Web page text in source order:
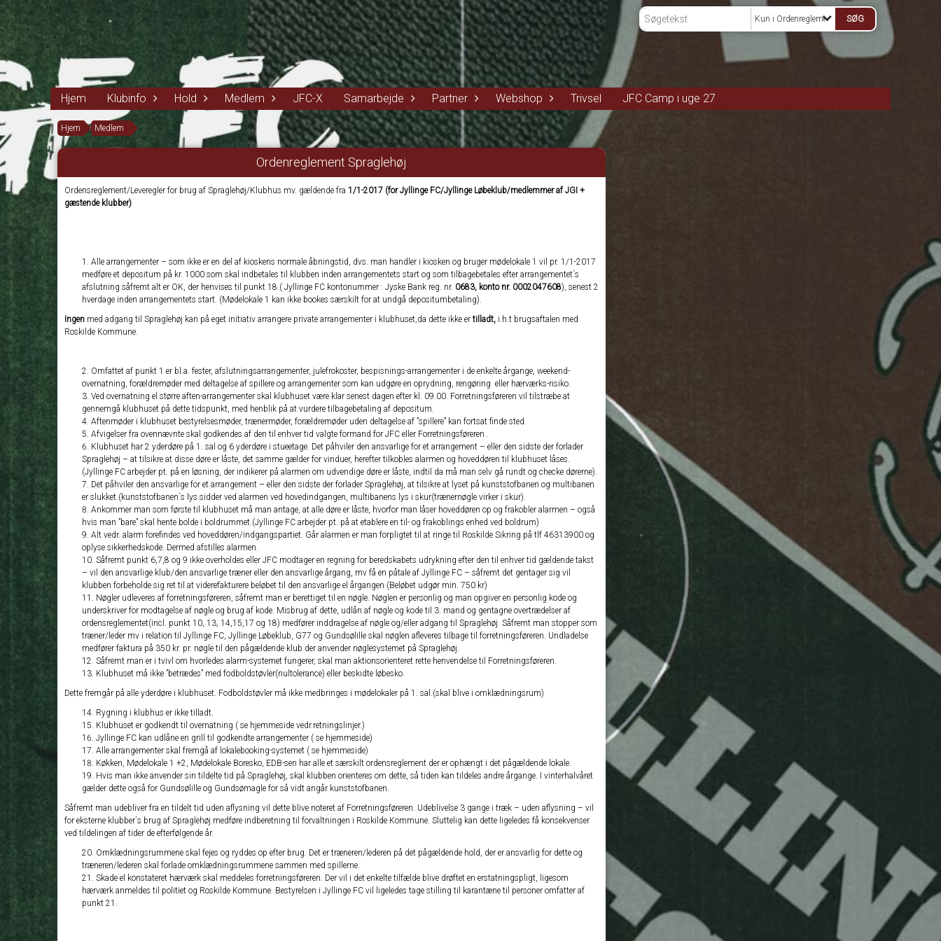
Kun i Ordenreglement Spraglehøj
Hjem Klubinfo Hold Medlem JFC-X Samarbejde Partner Webshop Trivsel JFC Camp i uge 27
Hjem Medlem
Ordenreglement Spraglehøj
Ordensreglement/Leveregler for brug af Spraglehøj/Klubhus mv. gældende fra 1/1-2017 (for Jyllinge FC/Jyllinge Løbeklub/medlemmer af JGI +
gæstende klubber)
Alle arrangementer – som ikke er en del af kioskens normale åbningstid, dvs. man handler i kiosken og bruger mødelokale 1 vil pr. 1/1-2017
medføre et depositum på kr. 1000 som skal indbetales til klubben inden arrangementets start og som tilbagebetales efter arrangementet`s
afslutning såfremt alt er OK, der henvises til punkt 18.( Jyllinge FC kontonummer : Jyske Bank reg. nr. 0683, konto nr. 0002047608), senest 2
hverdage inden arrangementets start. (Mødelokale 1 kan ikke bookes særskilt for at undgå depositumbetaling).
Ingen med adgang til Spraglehøj kan på eget initiativ arrangere private arrangementer i klubhuset,da dette ikke er tilladt, i.h.t brugsaftalen med
Roskilde Kommune.
Omfattet af punkt 1 er bl.a. fester, afslutningsarrangementer, julefrokoster, bespisnings-arrangementer i de enkelte årgange, weekend-
overnatning, forældremøder med deltagelse af spillere og arrangementer som kan udgøre en oprydning, rengøring eller hærværks-risiko.
Ved overnatning el større aften-arrangementer skal klubhuset være klar senest dagen efter kl. 09.00. Forretningsføreren vil tilstræbe at
gennemgå klubhuset på dette tidspunkt, med henblik på at vurdere tilbagebetaling af depositum.
Aftenmøder i klubhuset bestyrelsesmøder, trænermøder, forældremøder uden deltagelse af ”spillere” kan fortsat finde sted.
Afvigelser fra ovennævnte skal godkendes af den til enhver tid valgte formand for JFC eller Forretningsføreren .
Klubhuset har 2 yderdøre på 1. sal og 6 yderdøre i stueetage. Det påhviler den ansvarlige for et arrangement – eller den sidste der forlader
Spraglehøj – at tilsikre at disse døre er låste, det samme gælder for vinduer, herefter tilkobles alarmen og hoveddøren til klubhuset låses.
(Jyllinge FC arbejder pt. på en løsning, der indikerer på alarmen om udvendige døre er låste, indtil da må man selv gå rundt og checke dørerne).
Det påhviler den ansvarlige for et arrangement – eller den sidste der forlader Spraglehøj, at tilsikre at lyset på kunststofbanen og multibanen
er slukket.(kunststofbanen`s lys sidder ved alarmen ved hovedindgangen, multibanens lys i skur(trænernøgle virker i skur).
Ankommer man som første til klubhuset må man antage, at alle døre er låste, hvorfor man låser hoveddøren op og frakobler alarmen – også
hvis man ”bare” skal hente bolde i boldrummet.(Jyllinge FC arbejder pt. på at etablere en til- og frakoblings enhed ved boldrum)
Alt vedr. alarm forefindes ved hoveddøren/indgangspartiet. Går alarmen er man forpligtet til at ringe til Roskilde Sikring på tlf 46313900 og
oplyse sikkerhedskode. Dermed afstilles alarmen.
Såfremt punkt 6,7,8 og 9 ikke overholdes eller JFC modtager en regning for beredskabets udrykning efter den til enhver tid gældende takst
– vil den ansvarlige klub/den ansvarlige træner eller den ansvarlige årgang, mv få en påtale af Jyllinge FC – såfremt det gentager sig vil
klubben forbeholde sig ret til at viderefakturere beløbet til den ansvarlige el årgangen (Beløbet udgør min. 750 kr)
Nøgler udleveres af forretningsføreren, såfremt man er berettiget til en nøgle. Nøglen er personlig og man opgiver en personlig kode og
underskriver for modtagelse af nøgle og brug af kode. Misbrug af dette, udlån af nøgle og kode til 3. mand og gentagne overtrædelser af
ordensreglementet(incl. punkt 10, 13, 14,15,17 og 18) medfører inddragelse af nøgle og/eller adgang til Spraglehøj. Såfremt man stopper som
træner/leder mv i relation til Jyllinge FC, Jyllinge Løbeklub, G77 og Gundsølille skal nøglen afleveres tilbage til forretningsføreren. Undladelse
medfører faktura på 350 kr. pr. nøgle til den pågældende klub der anvender nøglesystemet på Spraglehøj.
Såfremt man er i tvivl om hvorledes alarm-systemet fungerer, skal man aktionsorienteret rette henvendelse til Forretningsføreren.
Klubhuset må ikke ”betrædes” med fodboldstøvler(nultolerance) eller beskidte løbesko.
Dette fremgår på alle yderdøre i klubhuset. Fodboldstøvler må ikke medbringes i mødelokaler på 1. sal.(skal blive i omklædningsrum)
Rygning i klubhus er ikke tilladt.
Klubhuset er godkendt til overnatning ( se hjemmeside vedr.retningslinjer.)
Jyllinge FC kan udlåne en grill til godkendte arrangementer ( se hjemmeside)
Alle arrangementer skal fremgå af lokalebooking-systemet ( se hjemmeside)
Køkken, Mødelokale 1 +2, Mødelokale Boresko, EDB-sen har alle et særskilt ordensreglement der er ophængt i det pågældende lokale.
Hvis man ikke anvender sin tildelte tid på Spraglehøj, skal klubben orienteres om dette, så tiden kan tildeles andre årgange. I vinterhalvåret
gælder dette også for Gundsølille og Gundsømagle for så vidt angår kunststofbanen.
Såfremt man udebliver fra en tildelt tid uden aflysning vil dette blive noteret af Forretningsføreren. Udeblivelse 3 gange i træk – uden aflysning – vil
for eksterne klubber´s brug af Spraglehøj medføre indberetning til forvaltningen i Roskilde Kommune. Sluttelig kan dette ligeledes få konsekvenser
ved tildelingen af tider de efterfølgende år.
Omklædningsrummene skal fejes og ryddes op efter brug. Det er træneren/lederen på det pågældende hold, der er ansvarlig for dette og
træneren/lederen skal forlade omklædningsrummene sammen med spillerne.
Skade el konstateret hærværk skal meddeles forretningsføreren. Der vil i det enkelte tilfælde blive drøftet en erstatningspligt, ligesom
hærværk anmeldes til politiet og Roskilde Kommune. Bestyrelsen i Jyllinge FC vil ligeledes tage stilling til karantæne til personer omfatter af
punkt 21.